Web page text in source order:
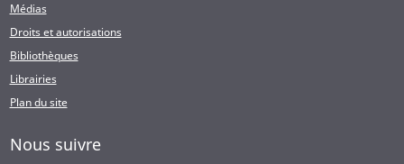
Médias
Droits et autorisations
Bibliothèques
Librairies
Plan du site
Nous suivre